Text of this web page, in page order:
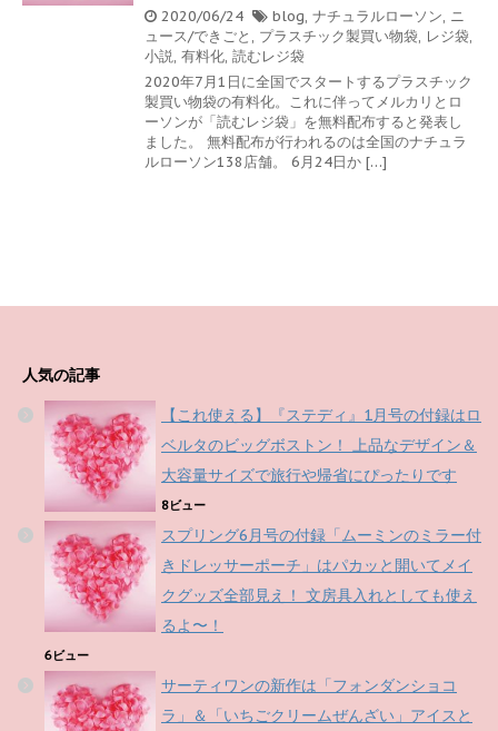
2020/06/24 blog, ナチュラルローソン, ニ
ュース/できごと , プラスチック製買い物袋, レジ袋,
小説, 有料化, 読むレジ袋
2020年7月1日に全国でスタートするプラスチック
製買い物袋の有料化。これに伴ってメルカリとロ
ーソンが「読むレジ袋」を無料配布すると発表し
ました。 無料配布が行われるのは全国のナチュラ
ルローソン138店舗。 6月24日か […]
人気の記事
【これ使える】『ステディ』1月号の付録はロ
ベルタのビッグボストン！ 上品なデザイン＆
大容量サイズで旅行や帰省にぴったりです
8ビュー
スプリング6月号の付録「ムーミンのミラー付
きドレッサーポーチ」はパカッと開いてメイ
クグッズ全部見え！ 文房具入れとしても使え
るよ〜！
6ビュー
サーティワンの新作は「フォンダンショコ
ラ」＆「いちごクリームぜんざい」アイスと